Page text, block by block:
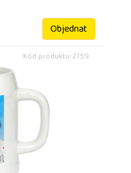
Objednat
Kód produktu: 2759